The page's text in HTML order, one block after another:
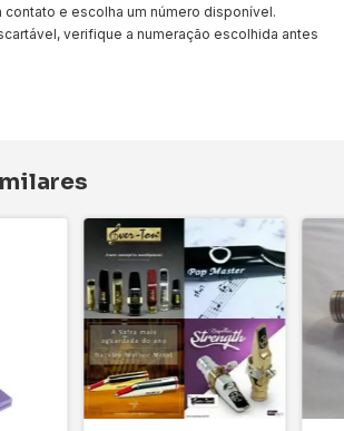
contato e escolha um número disponível.
verifique a numeração escolhida antes